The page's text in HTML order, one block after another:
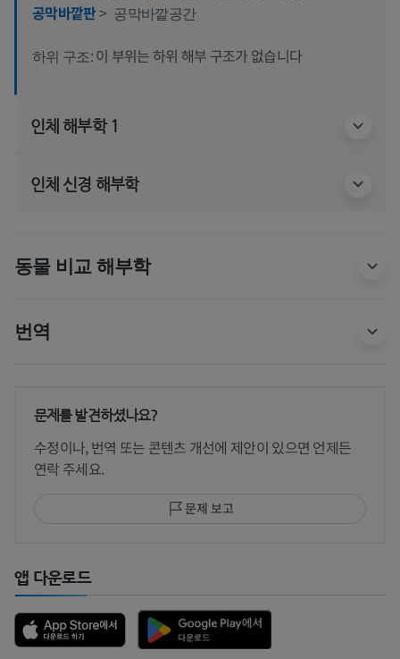
공막바깥판> 공막바깥공간
하위 구조: 이 부위는 하위 해부 구조가 없습니다
인체 해부학 1
인체 신경 해부학
동물 비교 해부학
번역
문제를 발견하셨나요?
수정이나, 번역 또는 콘텐츠 개선에 제안이 있으면 언제든
연락 주세요.
문제 보고
앱 다운로드